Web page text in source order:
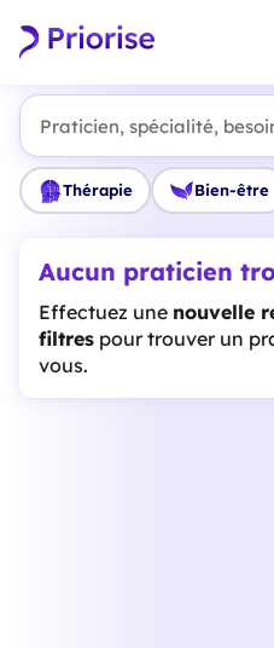
Praticien, spécialité,
Thérapie Bien-être
Aucun praticien
Effectuez une nouvelle
filtres pour trouver un
vous.